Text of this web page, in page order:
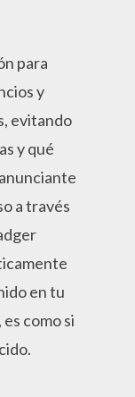
para
y
evitando
y qué
a través
en tu
como si